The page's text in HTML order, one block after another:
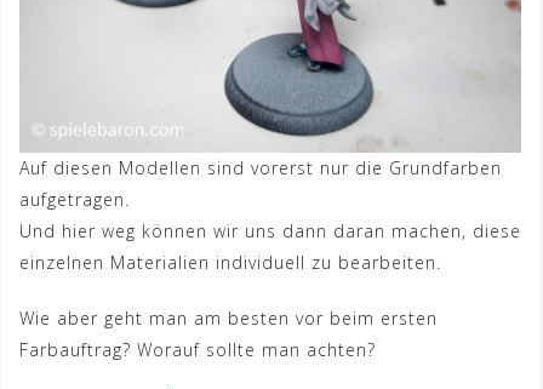
Auf diesen Modellen sind vorerst nur die Grundfarben
aufgetragen.
Und hier weg können wir uns dann daran machen, diese
einzelnen Materialien individuell zu bearbeiten.
Wie aber geht man am besten vor beim ersten
Farbauftrag? Worauf sollte man achten?